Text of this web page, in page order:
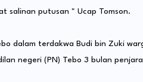
salinan putusan " Ucap Tomson.
dalam terdakwa Budi bin Zuki
negeri (PN) Tebo 3 bulan penjara